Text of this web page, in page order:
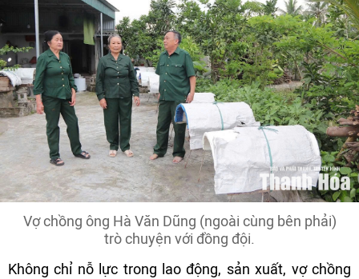
Vợ chồng ông Hà Văn Dũng (ngoài cùng bên phải)
trò chuyện với đồng đội.
Không chỉ nỗ lực trong lao động, sản xuất, vợ chồng